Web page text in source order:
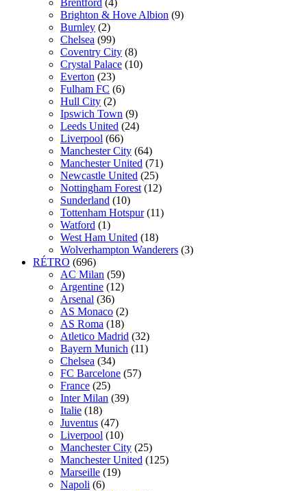
Brighton & Hove Albion (9)
Burnley (2)
Chelsea (99)
Coventry City (8)
Crystal Palace (10)
Everton (23)
Fulham FC (6)
Hull City (2)
Ipswich Town (9)
Leeds United (24)
Liverpool (66)
Manchester City (64)
Manchester United (71)
Newcastle United (25)
Nottingham Forest (12)
Sunderland (10)
Tottenham Hotspur (11)
Watford (1)
West Ham United (18)
Wolverhampton Wanderers (3)
RÉTRO (696)
AC Milan (59)
Argentine (12)
Arsenal (36)
AS Monaco (2)
AS Roma (18)
Atletico Madrid (32)
Bayern Munich (11)
Chelsea (34)
FC Barcelone (57)
France (25)
Inter Milan (39)
Italie (18)
Juventus (47)
Liverpool (10)
Manchester City (25)
Manchester United (125)
Marseille (19)
Napoli (6)